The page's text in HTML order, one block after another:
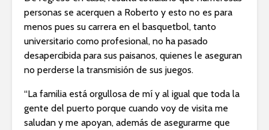
personas se acerquen a Roberto y esto no es para
menos pues su carrera en el basquetbol, tanto
universitario como profesional, no ha pasado
desapercibida para sus paisanos, quienes le aseguran
no perderse la transmisión de sus juegos.
“La familia está orgullosa de mí y al igual que toda la
gente del puerto porque cuando voy de visita me
saludan y me apoyan, además de asegurarme que